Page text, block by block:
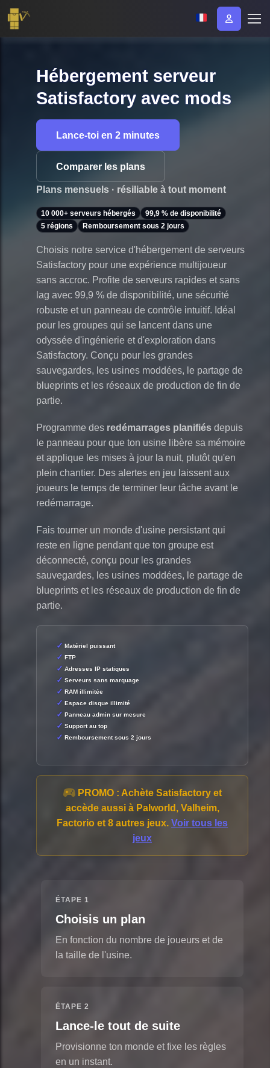
Hébergement serveur
Satisfactory avec mods
Lance-toi en 2 minutes
Comparer les plans
Plans mensuels · résiliable à tout moment
10 000+ serveurs hébergés
99,9 % de disponibilité
5 régions
Remboursement sous 2 jours
Choisis notre service d'hébergement de serveurs
Satisfactory pour une expérience multijoueur
sans accroc. Profite de serveurs rapides et sans
lag avec 99,9 % de disponibilité, une sécurité
robuste et un panneau de contrôle intuitif. Idéal
pour les groupes qui se lancent dans une
odyssée d'ingénierie et d'exploration dans
Satisfactory. Conçu pour les grandes
sauvegardes, les usines moddées, le partage de
blueprints et les réseaux de production de fin de
partie.
Programme des redémarrages planifiés depuis
le panneau pour que ton usine libère sa mémoire
et applique les mises à jour la nuit, plutôt qu'en
plein chantier. Des alertes en jeu laissent aux
joueurs le temps de terminer leur tâche avant le
redémarrage.
Fais tourner un monde d'usine persistant qui
reste en ligne pendant que ton groupe est
déconnecté, conçu pour les grandes
sauvegardes, les usines moddées, le partage de
blueprints et les réseaux de production de fin de
partie.
Matériel puissant
FTP
Adresses IP statiques
Serveurs sans marquage
RAM illimitée
Espace disque illimité
Panneau admin sur mesure
Support au top
Remboursement sous 2 jours
PROMO : Achète Satisfactory et
accède aussi à Palworld, Valheim,
Factorio et 8 autres jeux. Voir tous les
jeux
ÉTAPE 1
Choisis un plan
En fonction du nombre de joueurs et de
la taille de l'usine.
ÉTAPE 2
Lance-le tout de suite
Provisionne ton monde et fixe les règles
en un instant.